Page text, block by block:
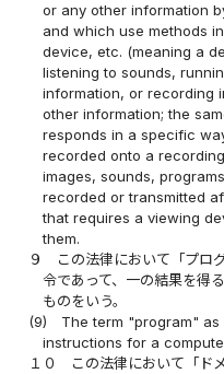
or any other information
and which use methods
device, etc. (meaning a
listening to sounds,
information, or recording
other information; the
responds in a specific
recorded onto a
images, sounds,
recorded or transmitted
that requires a viewing
them.
９
この法律において「プロ
令であって、一の結果を得
ものをいう。
(9)
The term "program"
instructions for a
１０
この法律において「ド